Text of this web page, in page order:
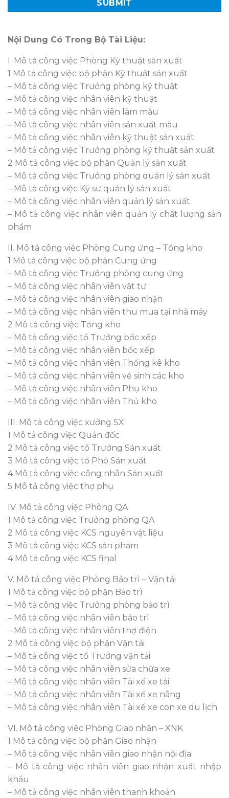
Nội Dung Có Trong Bộ Tài Liệu:
I. Mô tả công việc Phòng Kỹ thuật sản xuất
1 Mô tả công việc bộ phận Kỹ thuật sản xuất
– Mô tả công việc Trưởng phòng kỹ thuật
– Mô tả công việc nhân viên kỹ thuật
– Mô tả công việc nhân viên làm mẫu
– Mô tả công việc nhân viên sản xuất mẫu
– Mô tả công việc nhân viên kỹ thuật sản xuất
– Mô tả công việc Trưởng phòng kỹ thuật sản xuất
2 Mô tả công việc bộ phận Quản lý sản xuất
– Mô tả công việc Trưởng phòng quản lý sản xuất
– Mô tả công việc Kỹ sư quản lý sản xuất
– Mô tả công việc nhân viên quản lý sản xuất
– Mô tả công việc nhân viên quản lý chất lượng sản
phẩm
II. Mô tả công việc Phòng Cung ứng – Tổng kho
1 Mô tả công việc bộ phận Cung ứng
– Mô tả công việc Trưởng phòng cung ứng
– Mô tả công việc nhân viên vật tư
– Mô tả công việc nhân viên giao nhận
– Mô tả công việc nhân viên thu mua tại nhà máy
2 Mô tả công việc Tổng kho
– Mô tả công việc tổ Trưởng bốc xếp
– Mô tả công việc nhân viên bốc xếp
– Mô tả công việc nhân viên Thống kê kho
– Mô tả công việc nhân viên vệ sinh các kho
– Mô tả công việc nhân viên Phụ kho
– Mô tả công việc nhân viên Thủ kho
III. Mô tả công việc xưởng SX
1 Mô tả công việc Quản đốc
2 Mô tả công việc tổ Trưởng Sản xuất
3 Mô tả công việc tổ Phó Sản xuất
4 Mô tả công việc công nhân Sản xuất
5 Mô tả công việc thợ phụ
IV. Mô tả công việc Phòng QA
1 Mô tả công việc Trưởng phòng QA
2 Mô tả công việc KCS nguyên vật liệu
3 Mô tả công việc KCS sản phẩm
4 Mô tả công việc KCS final
V. Mô tả công việc Phòng Bảo trì – Vận tải
1 Mô tả công việc bộ phận Bảo trì
– Mô tả công việc Trưởng phòng bảo trì
– Mô tả công việc nhân viên bảo trì
– Mô tả công việc nhân viên thợ điện
2 Mô tả công việc bộ phận Vận tải
– Mô tả công việc tổ Trưởng vận tải
– Mô tả công việc nhân viên sửa chữa xe
– Mô tả công việc nhân viên Tài xế xe tải
– Mô tả công việc nhân viên Tài xế xe nâng
– Mô tả công việc nhân viên Tài xế xe con xe du lịch
VI. Mô tả công việc Phòng Giao nhận – XNK
1 Mô tả công việc bộ phận Giao nhận
– Mô tả công việc nhân viên giao nhận nội địa
– Mô tả công việc nhân viên giao nhận xuất nhập
khẩu
– Mô tả công việc nhân viên thanh khoản